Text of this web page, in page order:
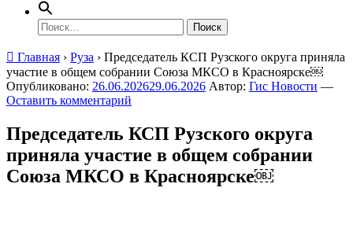
Найти:
Главная › Руза › Председатель КСП Рузского округа приняла
участие в общем собрании Союза МКСО в Красноярске￼
Опубликовано: 26.06.202629.06.2026 Автор: Гис Новости —
Оставить комментарий
Председатель КСП Рузского округа
приняла участие в общем собрании
Союза МКСО в Красноярске￼